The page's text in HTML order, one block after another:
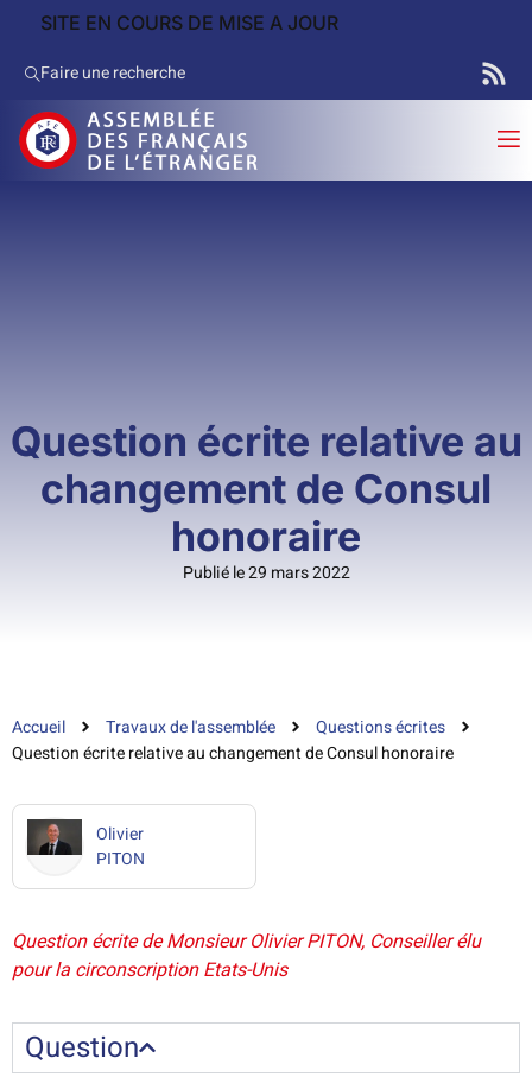
SITE EN COURS DE MISE A JOUR
Faire une recherche
Question écrite relative au
changement de Consul
honoraire
Publié le 29 mars 2022
Accueil Travaux de l'assemblée
Questions écrites
Question écrite relative au changement de Consul honoraire
Olivier
PITON
Question écrite de Monsieur Olivier PITON, Conseiller élu
pour la circonscription Etats-Unis
Question